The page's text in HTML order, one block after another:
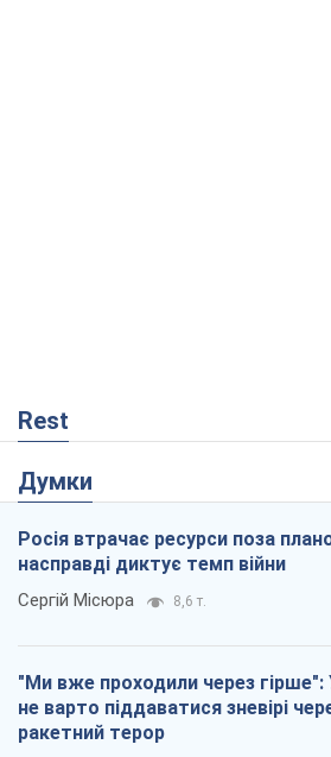
Rest
Думки
Росія втрачає ресурси поза
насправді диктує темп війни
Сергій Місюра 8,6 т.
"Ми вже проходили через гірше":
не варто піддаватися зневірі
ракетний терор